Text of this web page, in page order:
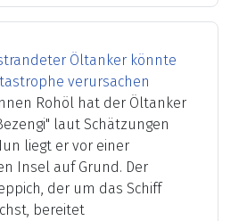
Öltanker könnte
verursachen
Rohöl hat der Öltanker
laut Schätzungen
liegt er vor einer
Insel auf Grund. Der
der um das Schiff
bereitet